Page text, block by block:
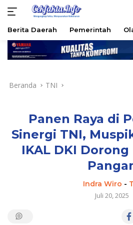
Langsung
Berita Daerah Pemerintah
Beranda TNI
Panen Raya di
Sinergi TNI,
IKAL DKI
Indra Wiro -
Juli 20, 2025